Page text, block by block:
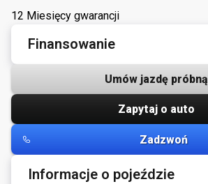
12 Miesięcy gwarancji
Finansowanie
Umów jazdę próbną
Zapytaj o auto
Zadzwoń
Informacje o pojeździe